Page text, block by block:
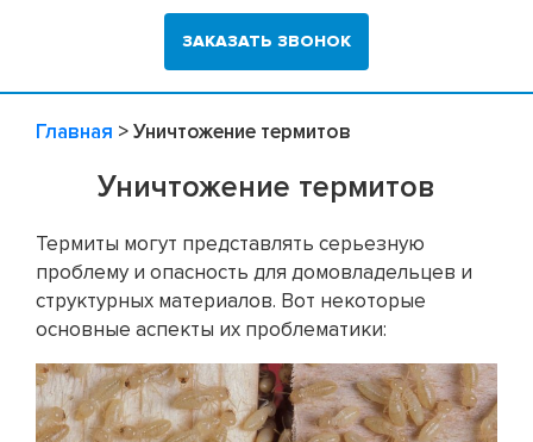
ЗАКАЗАТЬ ЗВОНОК
Главная >Уничтожение термитов
Уничтожение термитов
Термиты могут представлять серьезную
проблему и опасность для домовладельцев и
структурных материалов. Вот некоторые
основные аспекты их проблематики: